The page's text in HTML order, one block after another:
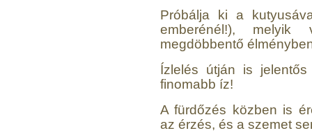
Próbálja ki a
emberénél!),
megdöbbentő
Ízlelés útján is jelentős
finomabb íz!
A fürdőzés közben is
az érzés, és a szemet